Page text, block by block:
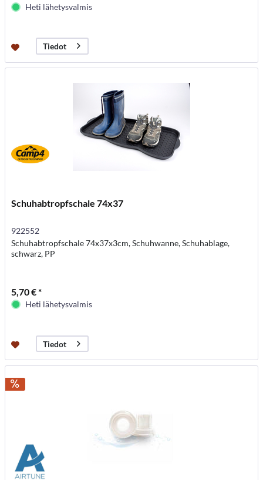
Heti lähetysvalmis
Tiedot
Schuhabtropfschale 74x37
922552
Schuhabtropfschale 74x37x3cm, Schuhwanne, Schuhablage,
schwarz, PP
5,70 € *
Heti lähetysvalmis
Tiedot